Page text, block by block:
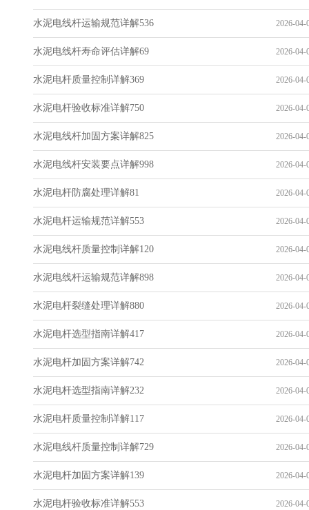
水泥电线杆运输规范详解536 2026-04-
水泥电线杆寿命评估详解69 2026-04-
水泥电杆质量控制详解369 2026-04-
水泥电杆验收标准详解750 2026-04-
水泥电线杆加固方案详解825 2026-04-
水泥电线杆安装要点详解998 2026-04-
水泥电杆防腐处理详解81 2026-04-
水泥电杆运输规范详解553 2026-04-
水泥电线杆质量控制详解120 2026-04-
水泥电线杆运输规范详解898 2026-04-
水泥电杆裂缝处理详解880 2026-04-
水泥电杆选型指南详解417 2026-04-
水泥电杆加固方案详解742 2026-04-
水泥电杆选型指南详解232 2026-04-
水泥电杆质量控制详解117 2026-04-
水泥电线杆质量控制详解729 2026-04-
水泥电杆加固方案详解139 2026-04-
水泥电杆验收标准详解553 2026-04-